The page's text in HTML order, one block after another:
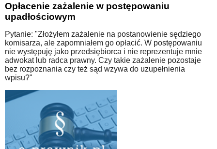
Opłacenie zażalenie w postępowaniu
upadłościowym
Pytanie: "Złożyłem zażalenie na postanowienie sędziego
komisarza, ale zapomniałem go opłacić. W postępowaniu
nie występuję jako przedsiębiorca i nie reprezentuje mnie
adwokat lub radca prawny. Czy takie zażalenie pozostaje
bez rozpoznania czy też sąd wzywa do uzupełnienia
wpisu?"